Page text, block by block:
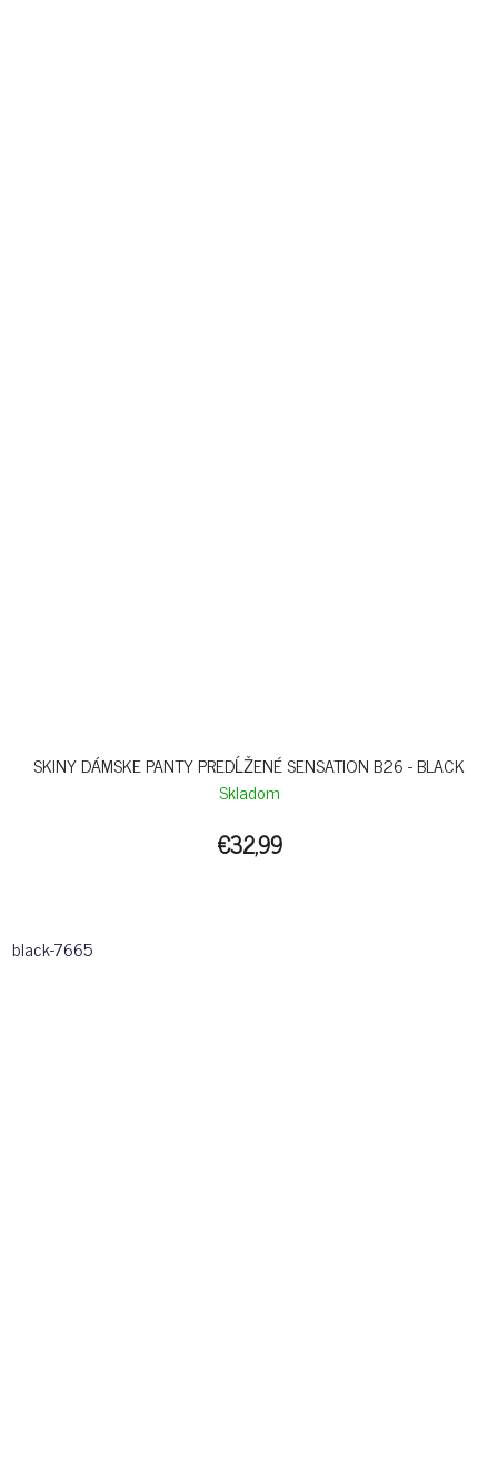
SKINY DÁMSKE PANTY PREDĹŽENÉ SENSATION B26 - BLACK
Skladom
€32,99
black-7665